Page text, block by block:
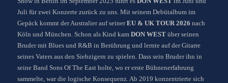
Juli für zwei Konzerte zurück zu uns. Mit seinem Debütalbum im
Gepäck kommt der Australier auf seinerEU & UK TOUR 2026 nach
Köln und München. Schon als Kind kam DON WEST über seinen
Bruder mit Blues und R&B in Berührung und lernte auf der Gitarre
seines Vaters aus den Siebzigern zu spielen. Dass sein Bruder ihn in
seine Band Sons Of The East holte, wo er erste Bühnenerfahrung
sammelte, war die logische Konsequenz. Ab 2019 konzentrierte sich